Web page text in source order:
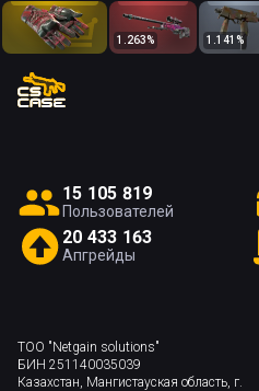
1.263% 1.141 %
15 105 819
Пользователей
20 433 163
Апгрейды
ТОО "Netgain solutions"
БИН 251140035039
Казахстан, Мангистауская область, г.